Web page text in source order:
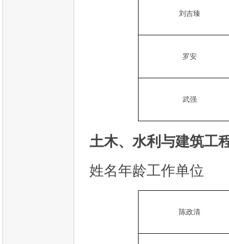
刘吉臻
罗安
武强
土木、水利与建筑工
姓名年龄工作单位
陈政清